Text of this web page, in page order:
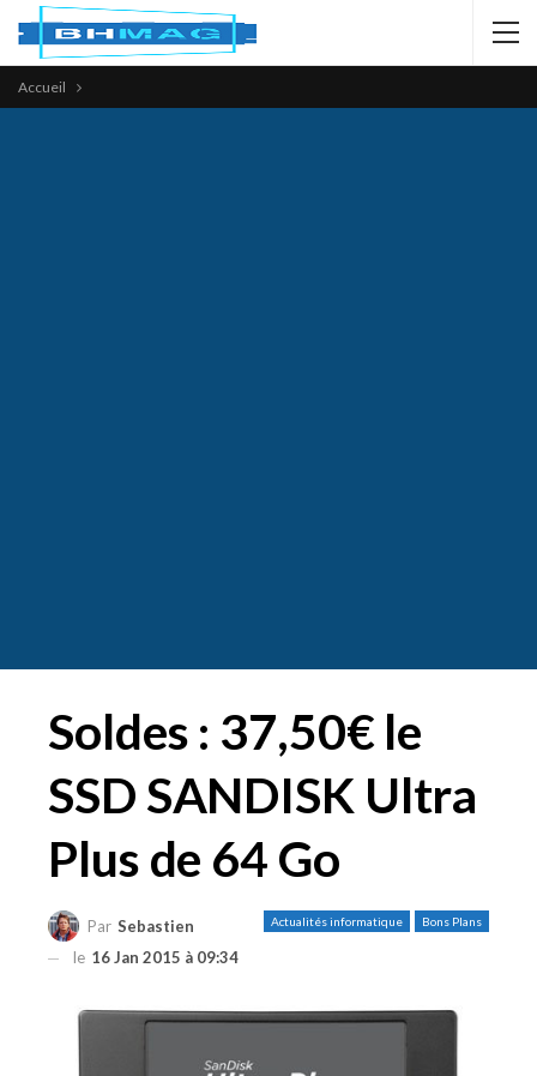
Accueil
Soldes : 37,50€ le
SSD SANDISK Ultra
Plus de 64 Go
Actualités informatique Bons Plans
Par Sebastien
le 16 Jan 2015 à 09:34